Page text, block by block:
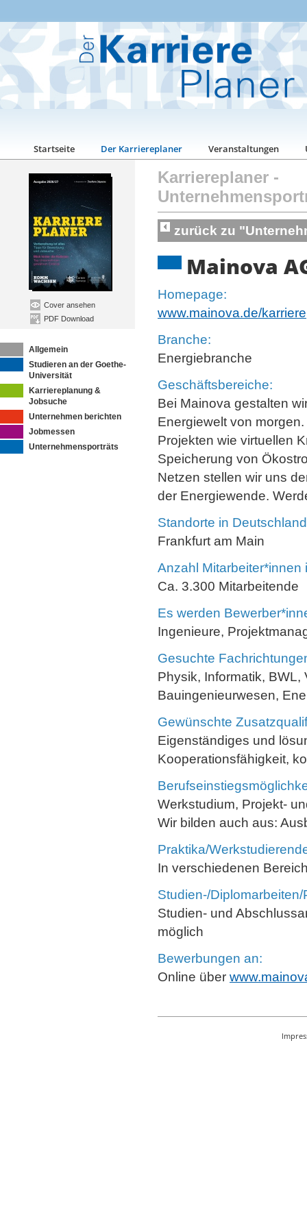
Startseite Der Karriereplaner Veranstaltungen
Cover ansehen
PDF Download
Allgemein
Studieren an der Goethe-
Universität
Karriereplanung &
Jobsuche
Unternehmen berichten
Jobmessen
Unternehmensporträts
Karriereplaner -
zurück zu
Mainova
Homepage:
www.mainova.de/karriere
Branche:
Energiebranche
Geschäftsbereiche:
Bei Mainova gestalten
Energiewelt von
Projekten wie virtuellen
Speicherung von
Netzen stellen wir uns
der Energiewende.
Standorte in
Frankfurt am Main
Anzahl Mitarbeiter*innen
Ca. 3.300 Mitarbeitende
Es werden
Ingenieure,
Gesuchte
Physik, Informatik,
Bauingenieurwesen,
Gewünschte
Eigenständiges und
Kooperationsfähigkeit,
Werkstudium, Projekt-
Wir bilden auch aus:
Praktika/
In verschiedenen
Studien-/
Studien- und
möglich
Bewerbungen an:
Online über